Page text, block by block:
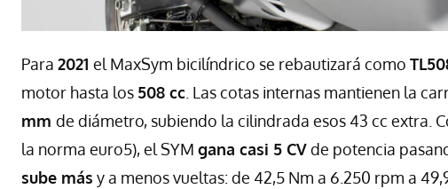
Para 2021 el MaxSym bicilíndrico se rebautizará como
motor hasta los 508 cc . Las cotas internas mantienen la
mm de diámetro, subiendo la cilindrada esos 43 cc extra.
la norma euro5), el SYM gana casi 5 CVde potencia
sube más y a menos vueltas: de 42,5 Nm a 6.250 rpm a